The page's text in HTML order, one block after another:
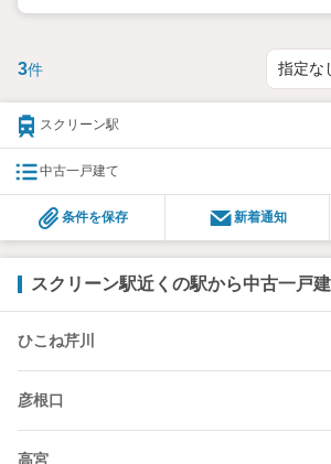
3件
スクリーン駅
中古一戸建て
条件を保存 新着通知
スクリーン駅近くの駅から中古一戸
ひこね芹川
彦根口
高宮